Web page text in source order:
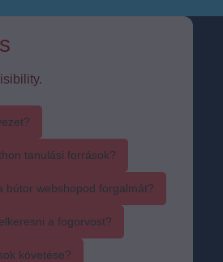
tanulási források?
bútor webshopod forgalmát?
a fogorvost?
követése?